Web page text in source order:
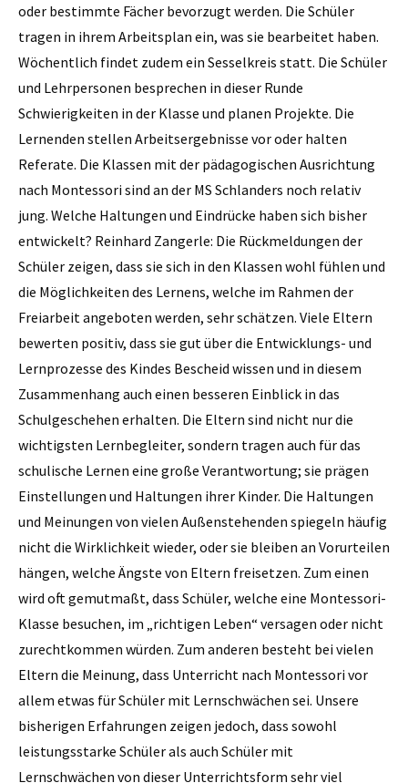
oder bestimmte Fächer bevorzugt werden. Die Schüler
tragen in ihrem Arbeitsplan ein, was sie bearbeitet haben.
Wöchentlich findet zudem ein Sesselkreis statt. Die Schüler
und Lehrpersonen besprechen in dieser Runde
Schwierigkeiten in der Klasse und planen Projekte. Die
Lernenden stellen Arbeitsergebnisse vor oder halten
Referate. Die Klassen mit der pädagogischen Ausrichtung
nach Montessori sind an der MS Schlanders noch relativ
jung. Welche Haltungen und Eindrücke haben sich bisher
entwickelt? Reinhard Zangerle: Die Rückmeldungen der
Schüler zeigen, dass sie sich in den Klassen wohl fühlen und
die Möglichkeiten des Lernens, welche im Rahmen der
Freiarbeit angeboten werden, sehr ­schätzen. Viele Eltern
bewerten positiv, dass sie gut über die Entwicklungs- und
Lernprozesse des Kindes Bescheid wissen und in diesem
Zusammenhang auch einen besseren Einblick in das
Schulgeschehen erhalten. Die Eltern sind nicht nur die
wichtigsten Lernbegleiter, sondern tragen auch für das
schulische Lernen eine große Verantwortung; sie prägen
Einstellungen und Haltungen ihrer Kinder. Die Haltungen
und Meinungen von vielen Außenstehenden spiegeln häufig
nicht die Wirklichkeit wieder, oder sie bleiben an Vorurteilen
hängen, welche Ängste von Eltern freisetzen. Zum einen
wird oft gemutmaßt, dass Schüler, welche eine Montessori-
Klasse besuchen, im „richtigen Leben“ versagen oder nicht
zurechtkommen würden. Zum anderen besteht bei vielen
Eltern die Meinung, dass Unterricht nach Montessori vor
allem etwas für Schüler mit Lernschwächen sei. Unsere
bisherigen Erfahrungen zeigen jedoch, dass sowohl
leistungsstarke Schüler als auch Schüler mit
Lernschwächen von dieser Unterrichtsform sehr viel